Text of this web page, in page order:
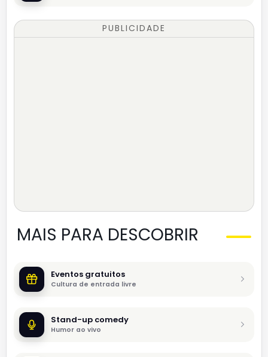
PUBLICIDADE
MAIS PARA DESCOBRIR
Eventos gratuitos
Cultura de entrada livre
Stand-up comedy
Humor ao vivo